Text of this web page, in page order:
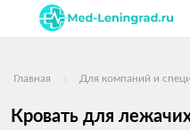
Главная Для компаний и
Кровать для